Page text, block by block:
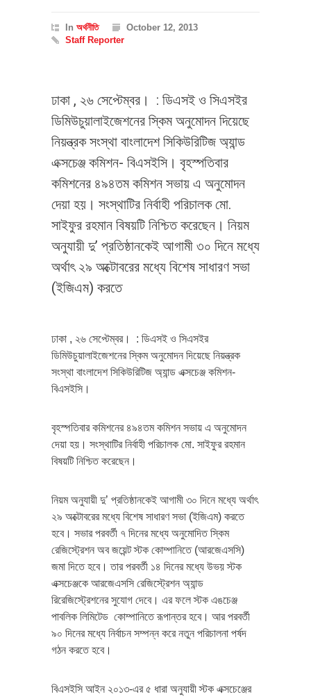
In অর্থনীতি
October 12, 2013
Staff Reporter
ঢাকা , ২৬ সেপ্টেম্বর। : ডিএসই ও সিএসইর
ডিমিউচুয়ালাইজেশনের স্কিম অনুমোদন দিয়েছে
নিয়ন্ত্রক সংস্থা বাংলাদেশ সিকিউরিটিজ অ্যান্ড
এক্সচেঞ্জ কমিশন- বিএসইসি। বৃহস্পতিবার
কমিশনের ৪৯৪তম কমিশন সভায় এ অনুমোদন
দেয়া হয়। সংস্থাটির নির্বাহী পরিচালক মো.
সাইফুর রহমান বিষয়টি নিশ্চিত করেছেন। নিয়ম
অনুযায়ী দু’ প্রতিষ্ঠানকেই আগামী ৩০ দিনে মধ্যে
অর্থাৎ ২৯ অক্টোবরের মধ্যে বিশেষ সাধারণ সভা
(ইজিএম) করতে
ঢাকা , ২৬ সেপ্টেম্বর। : ডিএসই ও সিএসইর
ডিমিউচুয়ালাইজেশনের স্কিম অনুমোদন দিয়েছে নিয়ন্ত্রক
সংস্থা বাংলাদেশ সিকিউরিটিজ অ্যান্ড এক্সচেঞ্জ কমিশন-
বিএসইসি।
বৃহস্পতিবার কমিশনের ৪৯৪তম কমিশন সভায় এ অনুমোদন
দেয়া হয়। সংস্থাটির নির্বাহী পরিচালক মো. সাইফুর রহমান
বিষয়টি নিশ্চিত করেছেন।
নিয়ম অনুযায়ী দু’ প্রতিষ্ঠানকেই আগামী ৩০ দিনে মধ্যে অর্থাৎ
২৯ অক্টোবরের মধ্যে বিশেষ সাধারণ সভা (ইজিএম) করতে
হবে। সভার পরবর্তী ৭ দিনের মধ্যে অনুমোদিত স্কিম
রেজিস্ট্রেশন অব জয়েন্ট স্টক কোম্পানিতে (আরজেএসসি)
জমা দিতে হবে। তার পরবর্তী ১৪ দিনের মধ্যে উভয় স্টক
এক্সচেঞ্জকে আরজেএসসি রেজিস্ট্রেশন অ্যান্ড
রিরেজিস্ট্রেশনের সুযোগ দেবে। এর ফলে স্টক এঙচেঞ্জ
পাবলিক লিমিটেড কোম্পানিতে রূপান্তর হবে। আর পরবর্তী
৯০ দিনের মধ্যে নির্বাচন সম্পন্ন করে নতুন পরিচালনা পর্ষদ
গঠন করতে হবে।
বিএসইসি আইন ২০১৩-এর ৫ ধারা অনুযায়ী স্টক এক্সচেঞ্জের